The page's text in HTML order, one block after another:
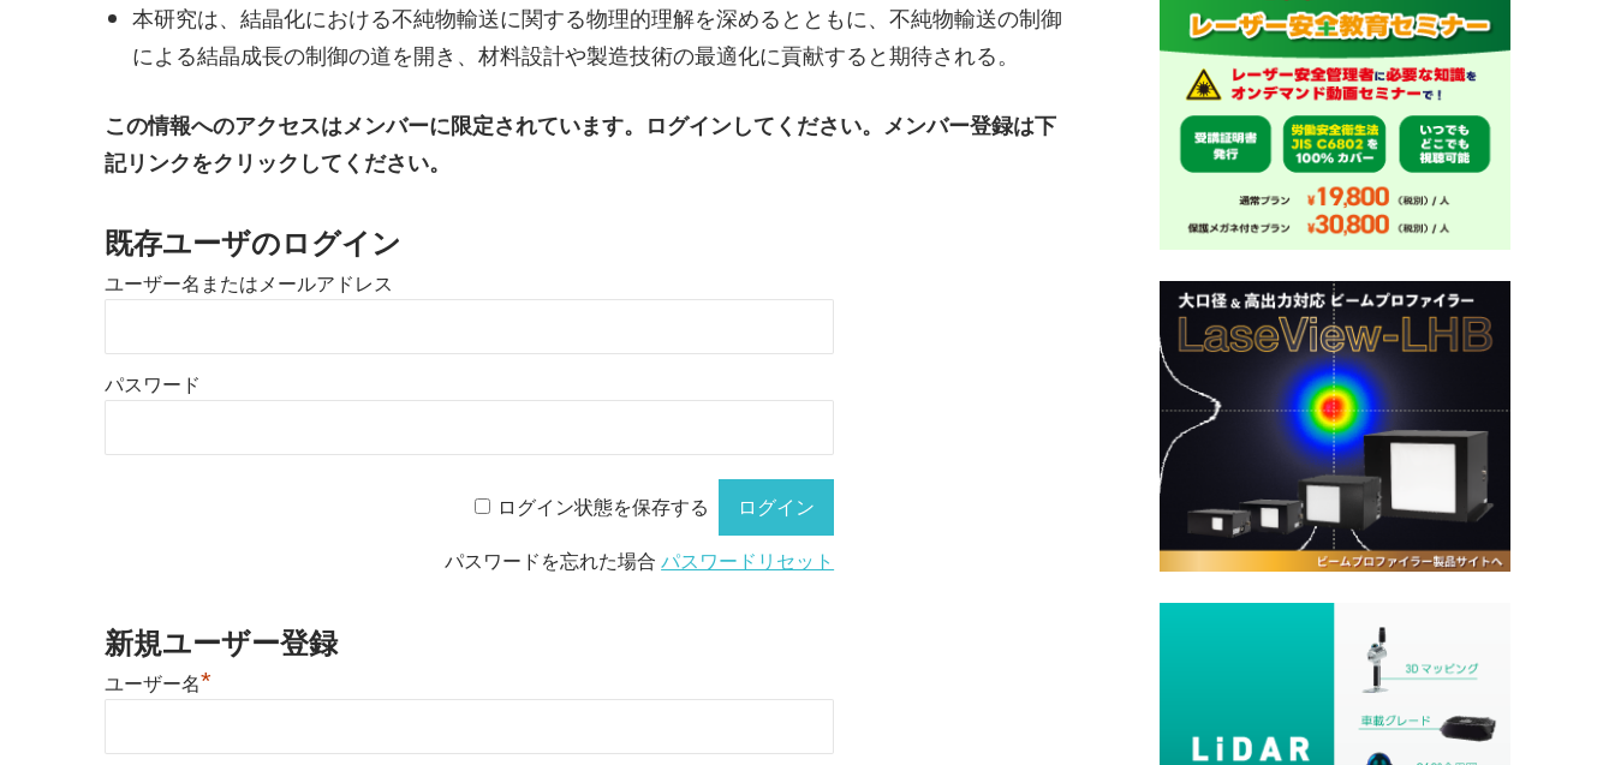
本研究は、結晶化における不純物輸送に関する物理的理解を深めるとともに、不純物輸送の制御
による結晶成長の制御の道を開き、材料設計や製造技術の最適化に貢献すると期待される。
この情報へのアクセスはメンバーに限定されています。ログインしてください。メンバー登録は下
記リンクをクリックしてください。
既存ユーザのログイン
ユーザー名またはメールアドレス
パスワード
ログイン状態を保存する
パスワードを忘れた場合パスワードリセット
新規ユーザー登録
ユーザー名*